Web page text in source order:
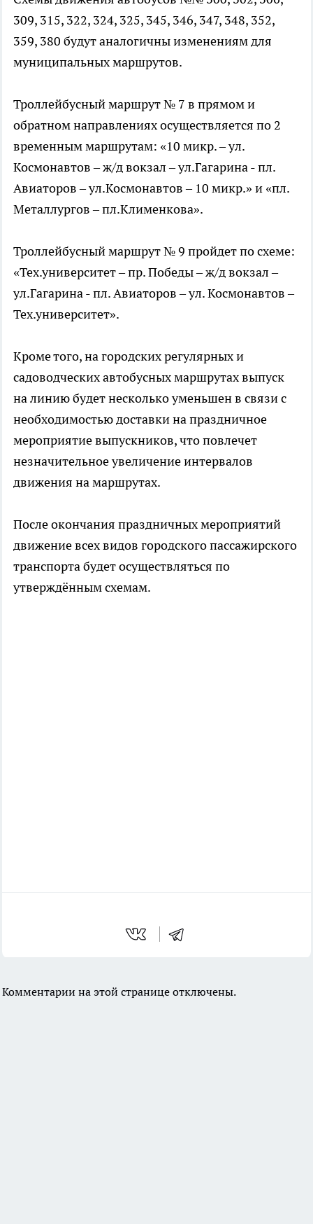
309, 315, 322, 324, 325, 345, 346, 347, 348, 352,
359, 380 будут аналогичны изменениям для
муниципальных маршрутов.
Троллейбусный маршрут № 7 в прямом и
обратном направлениях осуществляется по 2
временным маршрутам: «10 микр. – ул.
Космонавтов – ж/д вокзал – ул.Гагарина - пл.
Авиаторов – ул.Космонавтов – 10 микр.» и «пл.
Металлургов – пл.Клименкова».
Троллейбусный маршрут № 9 пройдет по схеме:
«Тех.университет – пр. Победы – ж/д вокзал –
ул.Гагарина - пл. Авиаторов – ул. Космонавтов –
Тех.университет».
Кроме того, на городских регулярных и
садоводческих автобусных маршрутах выпуск
на линию будет несколько уменьшен в связи с
необходимостью доставки на праздничное
мероприятие выпускников, что повлечет
незначительное увеличение интервалов
движения на маршрутах.
После окончания праздничных мероприятий
движение всех видов городского пассажирского
транспорта будет осуществляться по
утверждённым схемам.
Комментарии на этой странице отключены.